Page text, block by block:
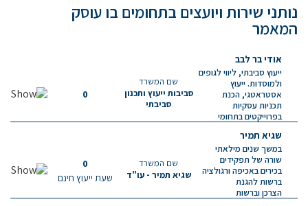
נותני שירות ויועצים בתחומים בו עוסק
המאמר
אודי בר לבב
ייעוץ סביבתי, ליווי לגופים
ולמוסדות. ייעוץ
אסטראטגי, הכנת
תכניות עסקיות
בפרוייקטים בתחומי
שם המשרד
סביבות ייעוץ ותכנון
סביבתי
0
שגיא תמיר
במשך שנים מילאתי
שורה של תפקידים
בכירים באכיפה ורגולציה
ברשות להגנת
הצרכן וברשות
שם המשרד
שגיא תמיר - עו"ד
0
שעת ייעוץ חינם